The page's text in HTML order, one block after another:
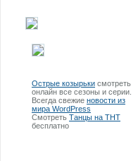
Острые козырьки смотреть
онлайн все сезоны и серии.
Всегда свежие новости из
мира WordPress
Смотреть Танцы на ТНТ
бесплатно